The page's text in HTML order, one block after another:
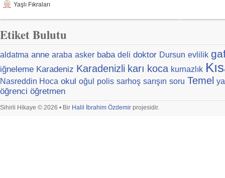
Yaşlı Fıkraları
Etiket Bulutu
aldatma anne araba asker baba deli doktor Dursun evlilik
iğneleme Karadeniz Karadenizli karı koca kurnazlık
Nasreddin Hoca okul oğul polis sarhoş sarışın soru Temel
öğrenci öğretmen
Sihirli Hikaye © 2026 • Bir Halil İbrahim Özdemir projesidir.